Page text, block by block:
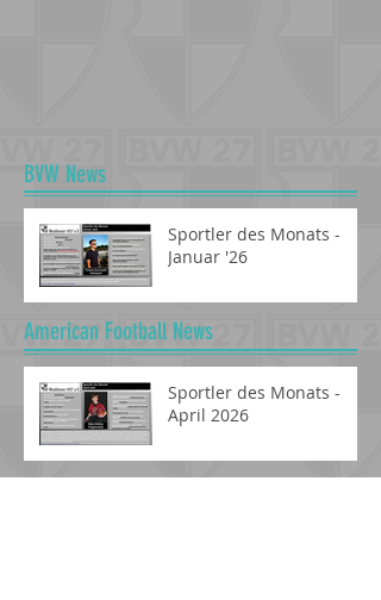
BVW News
Sportler des Monats -
Januar '26
American Football News
Sportler des Monats -
April 2026